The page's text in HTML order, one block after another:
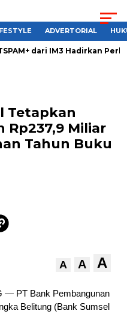
ADVERTORIAL
dari IM3 Hadirkan
Tetapkan
Rp237,9 Miliar
Tahun Buku
A A A
— PT Bank Pembangunan
Belitung (Bank Sumsel